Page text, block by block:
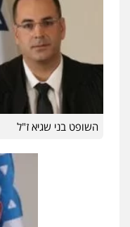
השופט בני שגיא ז"ל